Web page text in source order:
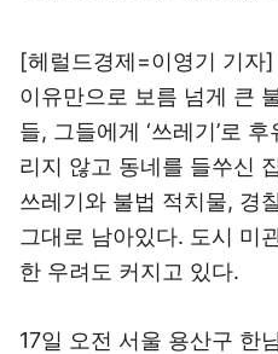
[헤럴드경제=이영기 기자
이유만으로 보름 넘게 큰
들, 그들에게 ‘쓰레기’로
리지 않고 동네를 들쑤신
쓰레기와 불법 적치물, 경
그대로 남아있다. 도시 미
한 우려도 커지고 있다.
17일 오전 서울 용산구 한